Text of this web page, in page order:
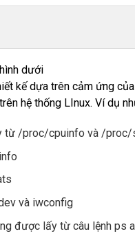
dưới
kế dựa trên cảm ứng
hệ thống LInux. Ví dụ
từ /proc/cpuinfo và /
và iwconfig
được lấy từ câu lệnh ps